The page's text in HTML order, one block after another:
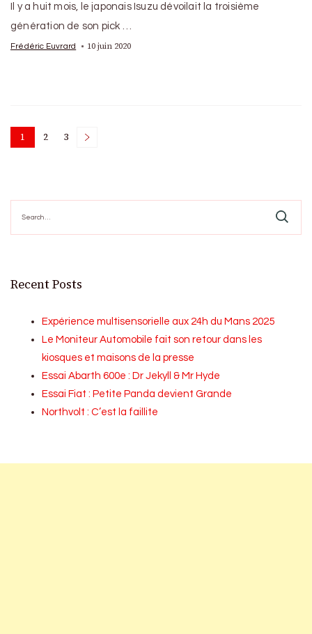
Il y a huit mois, le japonais Isuzu dévoilait la troisième
génération de son pick …
Frédéric Euvrard 10 juin 2020
Posts
Page
1 Page
2 Page
3
for:
Recent Posts
Expérience multisensorielle aux 24h du Mans 2025
Le Moniteur Automobile fait son retour dans les
kiosques et maisons de la presse
Essai Abarth 600e : Dr Jekyll & Mr Hyde
Essai Fiat : Petite Panda devient Grande
Northvolt : C’est la faillite